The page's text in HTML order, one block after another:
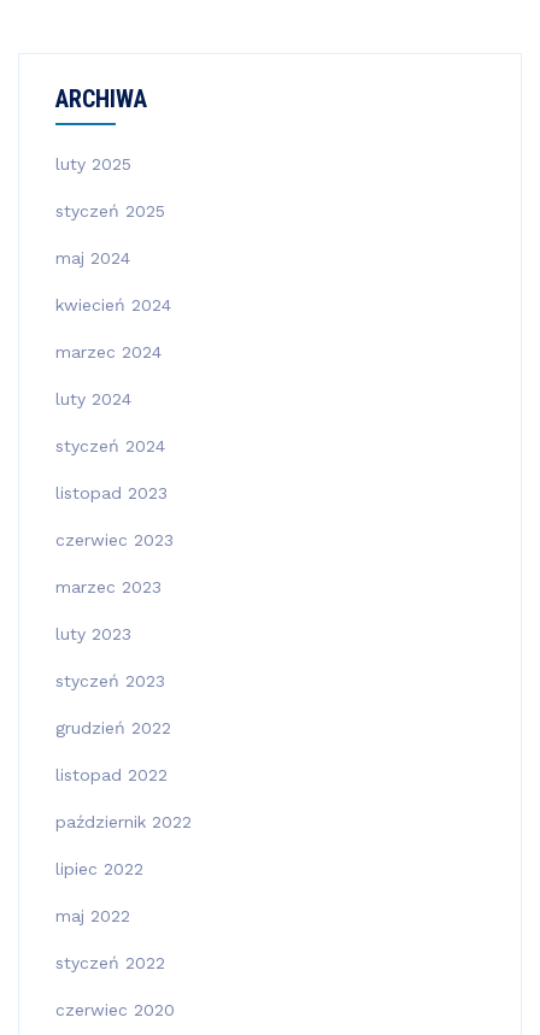
ARCHIWA
luty 2025
styczeń 2025
maj 2024
kwiecień 2024
marzec 2024
luty 2024
styczeń 2024
listopad 2023
czerwiec 2023
marzec 2023
luty 2023
styczeń 2023
grudzień 2022
listopad 2022
październik 2022
lipiec 2022
maj 2022
styczeń 2022
czerwiec 2020